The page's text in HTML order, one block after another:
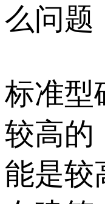
么问题
标准型
较高的
能是较